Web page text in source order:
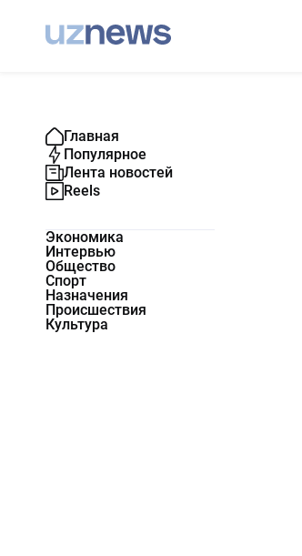
Главная
Популярное
Лента новостей
Reels
Экономика
Интервью
Общество
Спорт
Назначения
Происшествия
Культура